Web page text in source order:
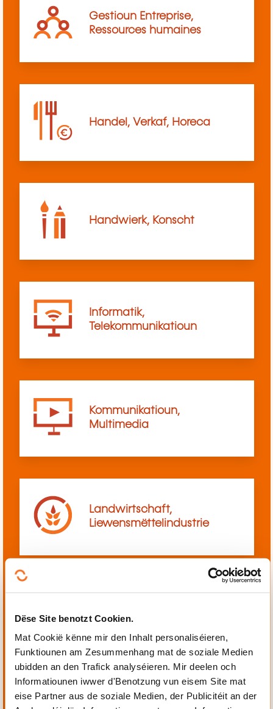
Dëse Site benotzt Cookien.
Mat Cookië kënne mir den Inhalt personaliséieren,
Funktiounen am Zesummenhang mat de soziale Medien
ubidden an den Trafick analyséieren. Mir deelen och
Informatiounen iwwer d'Benotzung vun eisem Site mat
eise Partner aus de soziale Medien, der Publicitéit an der
Gestioun Entreprise,
Ressources humaines
Handel, Verkaf, Horeca
Handwierk, Konscht
Informatik,
Telekommunikatioun
Kommunikatioun,
Multimedia
Landwirtschaft,
Liewensmëttelindustrie
Automatiséierung